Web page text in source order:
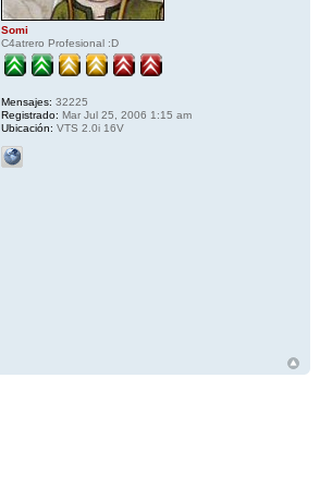
Somi
C4atrero Profesional :D
Mensajes: 32225
Registrado: Mar Jul 25, 2006 1:15 am
Ubicación: VTS 2.0i 16V